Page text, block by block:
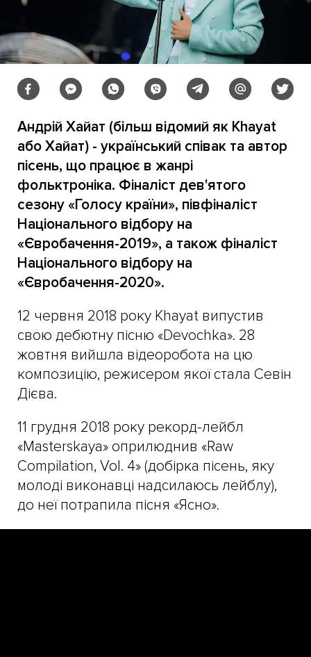
Андрій Хайат (більш відомий як Khayat
або Хайат) - український співак та автор
пісень, що працює в жанрі
фольктроніка. Фіналіст дев'ятого
сезону «Голосу країни», півфіналіст
Національного відбору на
«Євробачення-2019», а також фіналіст
Національного відбору на
«Євробачення-2020».
12 червня 2018 року Khayat випустив
свою дебютну пісню «Devochka». 28
жовтня вийшла відеоробота на цю
композицію, режисером якої стала Севін
Дієва.
11 грудня 2018 року рекорд-лейбл
«Masterskaya» оприлюднив «Raw
Compilation, Vol. 4» (добірка пісень, яку
молоді виконавці надсилаюсь лейблу),
до неї потрапила пісня «Ясно».